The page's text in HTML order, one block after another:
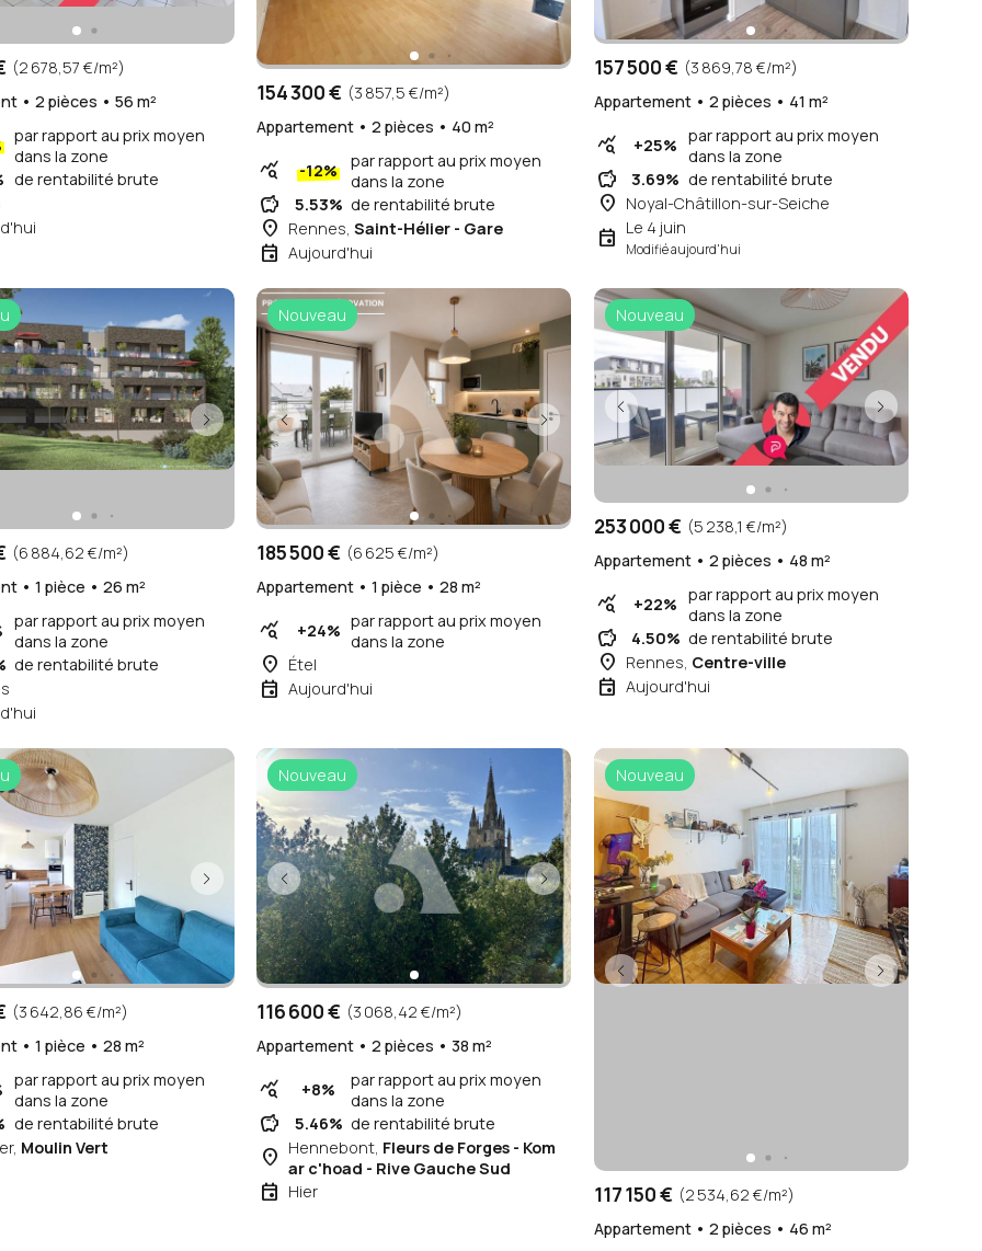
(2 678,57 €/m²)
• 2 pièces • 56 m²
par rapport au prix moyen
dans la zone
de rentabilité brute
154 300 € (3 857,5 €/m²)
Appartement • 2 pièces • 40 m²
query_stats -12%
par rapport au prix moyen
dans la zone
savings 5.53% de rentabilité brute
place Rennes,Saint-Hélier - Gare
event Aujourd'hui
157 500 € (3 869,78 €/m²)
Appartement • 2 pièces • 41 m²
query_stats +25% par rapport au prix moyen
dans la zone
savings 3.69% de rentabilité brute
place Noyal-Châtillon-sur-Seiche
event Le 4 juin
Modifié aujourd'hui
(6 884,62 €/m²)
• 1 pièce • 26 m²
par rapport au prix moyen
dans la zone
de rentabilité brute
Nouveau
185 500 € (6 625 €/m²)
Appartement • 1 pièce • 28 m²
query_stats +24% par rapport au prix moyen
dans la zone
place Étel
event Aujourd'hui
Nouveau
253 000 € (5 238,1 €/m²)
Appartement • 2 pièces • 48 m²
query_stats +22% par rapport au prix moyen
dans la zone
savings 4.50% de rentabilité brute
place Rennes, Centre-ville
event Aujourd'hui
(3 642,86 €/m²)
• 1 pièce • 28 m²
par rapport au prix moyen
dans la zone
de rentabilité brute
Moulin Vert
Nouveau
116 600 € (3 068,42 €/m²)
Appartement • 2 pièces • 38 m²
query_stats +8%
par rapport au prix moyen
dans la zone
savings 5.46% de rentabilité brute
place Hennebont, Fleurs de Forges - Kom
ar c'hoad - Rive Gauche Sud
event Hier
Nouveau
117 150 € (2 534,62 €/m²)
Appartement • 2 pièces • 46 m²